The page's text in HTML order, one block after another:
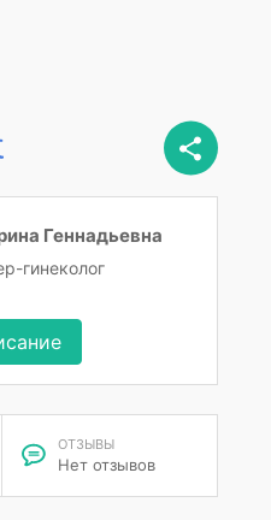
Геннадьевна
гинеколог
ОТЗЫВЫ
Нет отзывов